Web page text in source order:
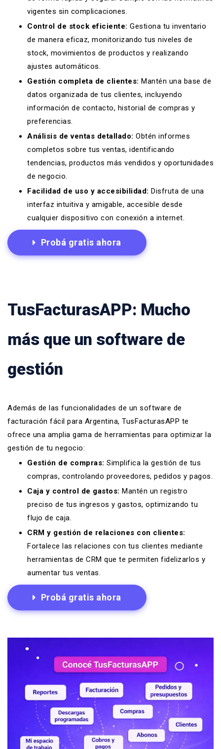
vigentes sin complicaciones.
Control de stock eficiente: Gestiona tu inventario
de manera eficaz, monitorizando tus niveles de
stock, movimientos de productos y realizando
ajustes automáticos.
Gestión completa de clientes: Mantén una base de
datos organizada de tus clientes, incluyendo
información de contacto, historial de compras y
preferencias.
Análisis de ventas detallado: Obtén informes
completos sobre tus ventas, identificando
tendencias, productos más vendidos y oportunidades
de negocio.
Facilidad de uso y accesibilidad: Disfruta de una
interfaz intuitiva y amigable, accesible desde
cualquier dispositivo con conexión a internet.
Probá gratis ahora
TusFacturasAPP: Mucho
más que un software de
gestión
Además de las funcionalidades de un software de
facturación fácil para Argentina, TusFacturasAPP te
ofrece una amplia gama de herramientas para optimizar la
gestión de tu negocio:
Gestión de compras: Simplifica la gestión de tus
compras, controlando proveedores, pedidos y pagos.
Caja y control de gastos: Mantén un registro
preciso de tus ingresos y gastos, optimizando tu
flujo de caja.
CRM y gestión de relaciones con clientes:
Fortalece las relaciones con tus clientes mediante
herramientas de CRM que te permiten fidelizarlos y
aumentar tus ventas.
Probá gratis ahora